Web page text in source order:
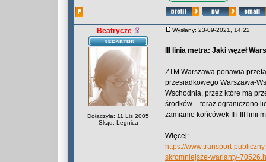
Beatrycze
Dołączyła: 11 Lis 2005
Skąd: Legnica
Wysłany: 23-09-2021, 14:22
III linia metra: Jaki węzeł
ZTM Warszawa ponawia
przesiadkowego Warszawa-
Wschodnia, przez które ma
środków – teraz ograniczono
zamianie końcówek II i III linii
Więcej:
https://www.transport-
skromniejsze-warianty-